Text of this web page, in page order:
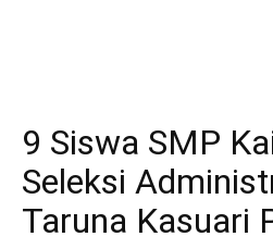
9 Siswa SMP
Seleksi
Taruna Kasuari